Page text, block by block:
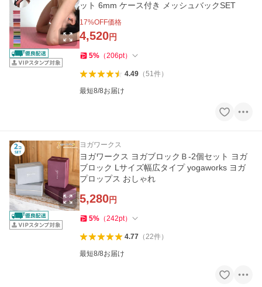
ット 6mm ケース付き メッシュバックSET
17%OFF価格
4,520円
5% （206pt）
4.49（51件）
最短8/8お届け
ヨガワークス
ヨガワークス ヨガブロックＢ-2個セット ヨガ
ブロック Lサイズ幅広タイプ yogaworks ヨガ
プロップス おしゃれ
5,280円
5% （242pt）
4.77（22件）
最短8/8お届け